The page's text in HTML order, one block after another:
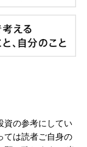
資の参考にしてい
ては読者ご自身の